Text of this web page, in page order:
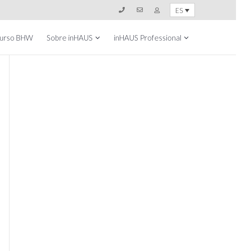
ES
BHW Sobre inHAUS inHAUS Professional